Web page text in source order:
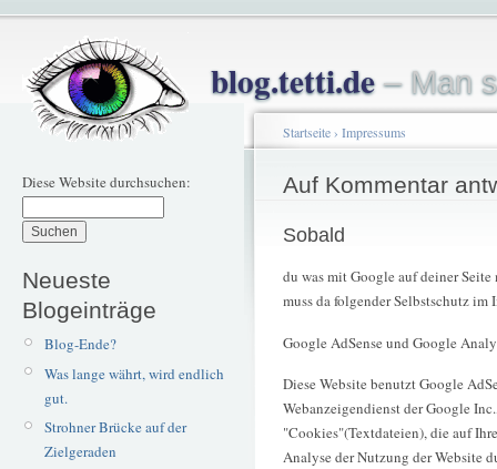
blog.tetti.de– Man
Diese Website durchsuchen:
Neueste
Blogeinträge
Blog-Ende?
Was lange währt, wird endlich
gut.
Strohner Brücke auf der
Zielgeraden
Startseite› Impressums
Auf Kommentar
Sobald
du was mit Google auf deiner
muss da folgender Selbstschutz im
Google AdSense und Google
Diese Website benutzt Google
Webanzeigendienst der Google
"Cookies"(Textdateien), die auf
Analyse der Nutzung der Website